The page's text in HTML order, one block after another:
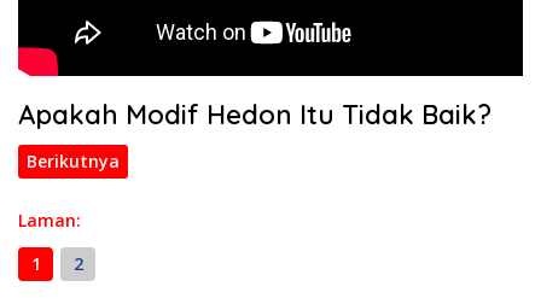
Apakah Modif Hedon Itu Tidak Baik?
Berikutnya
Laman:
1
2